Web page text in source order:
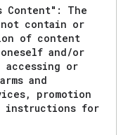
Content": The
contain or
of content
and/or
accessing or
and
,
promotion
instructions for